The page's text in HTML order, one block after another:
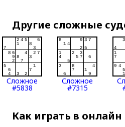
Другие сложные
Сложное
#5838
Сложное
#7315
Как играть в онлайн